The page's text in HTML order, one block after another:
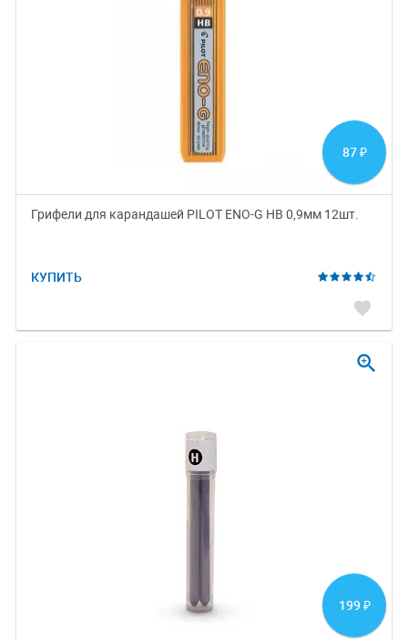
87 ₽
Грифели для карандашей PILOT ENO-G HB 0,9мм 12шт.
КУПИТЬ
favorite
199 ₽
zoom_in